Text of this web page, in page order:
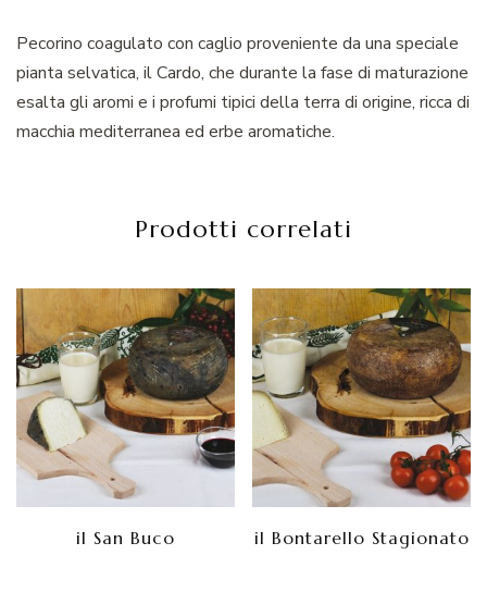
Pecorino coagulato con caglio proveniente da una speciale
pianta selvatica, il Cardo, che durante la fase di maturazione
esalta gli aromi e i profumi tipici della terra di origine, ricca di
macchia mediterranea ed erbe aromatiche.
Prodotti correlati
il San Buco il Bontarello Stagionato